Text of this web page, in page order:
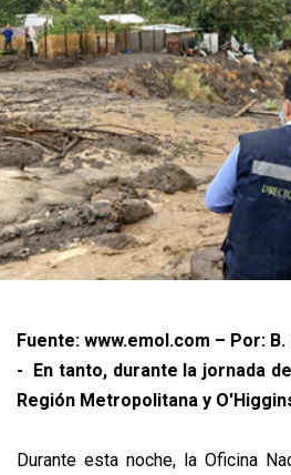
Fuente: www.emol.com – Por: B.
- En tanto, durante la jornada
Región Metropolitana y
Durante esta noche, la Oficina